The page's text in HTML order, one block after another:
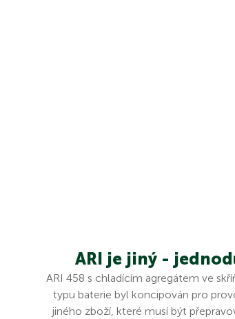
ARI je jiný -
ARI 458 s chladícím agregátem ve
typu baterie byl koncipován pro
jiného zboží, které musí být